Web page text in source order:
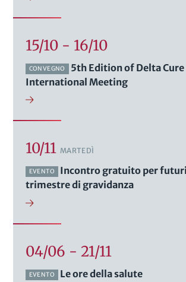
15/10 - 16/10
CONVEGNO
5th Edition of Delta Cure
International Meeting
10/11 MARTEDÌ
EVENTO
Incontro gratuito per
trimestre di gravidanza
04/06 - 21/11
EVENTO Le ore della salute